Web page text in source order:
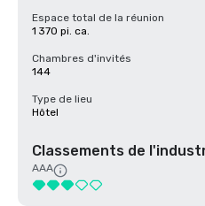
Espace total de la réunion
1 370 pi. ca.
Chambres d'invités
144
Type de lieu
Hôtel
Classements de
AAA